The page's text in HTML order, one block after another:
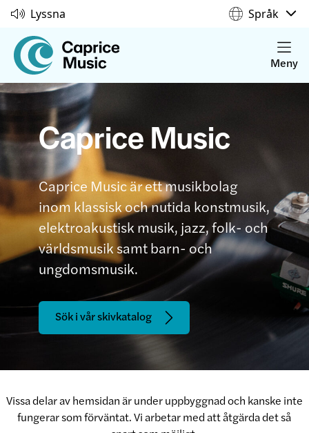
Lyssna Språk
Meny
Caprice Music
Caprice Music är ett musikbolag
inom klassisk och nutida konstmusik,
elektroakustisk musik, jazz, folk- och
världsmusik samt barn- och
ungdomsmusik.
Sök i vår skivkatalog
Vissa delar av hemsidan är under uppbyggnad och kanske inte
fungerar som förväntat. Vi arbetar med att åtgärda det så